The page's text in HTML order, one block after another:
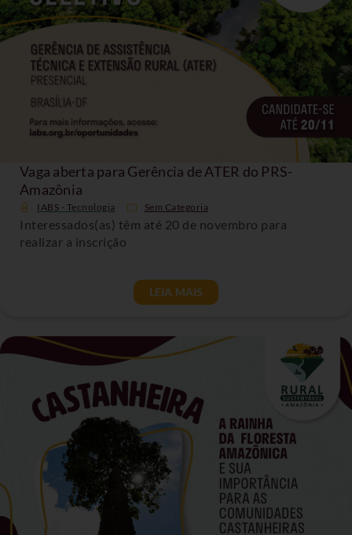
Vaga aberta para Gerência de ATER do PRS-
Amazônia
IABS - Tecnologia Sem Categoria
Interessados(as) têm até 20 de novembro para
realizar a inscrição
LEIA MAIS